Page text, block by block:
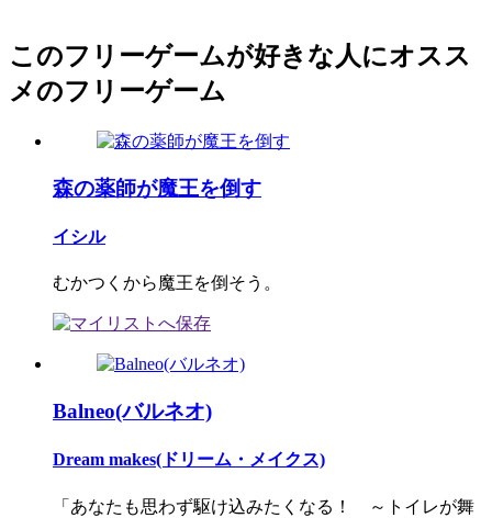
このフリーゲームが好きな人にオスス
メのフリーゲーム
森の薬師が魔王を倒す
イシル
むかつくから魔王を倒そう。
Balneo(バルネオ)
Dream makes(ドリーム・メイクス)
「あなたも思わず駆け込みたくなる！ ～トイレが舞